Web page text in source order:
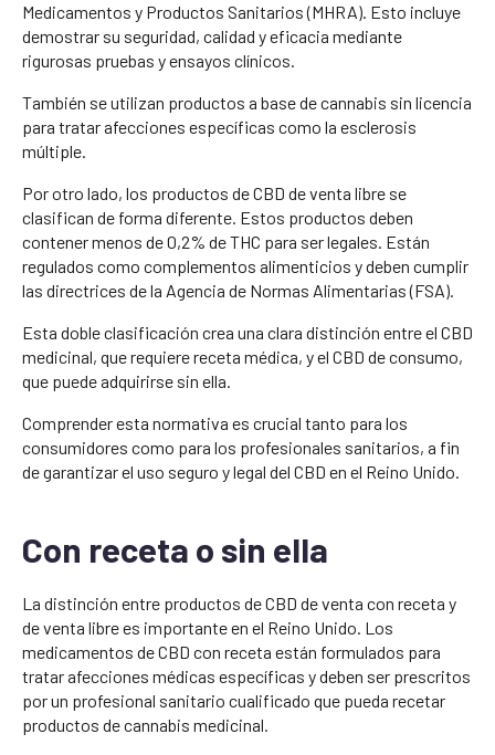
Medicamentos y Productos Sanitarios (MHRA). Esto incluye
demostrar su seguridad, calidad y eficacia mediante
rigurosas pruebas y ensayos clínicos.
También se utilizan productos a base de cannabis sin licencia
para tratar afecciones específicas como la esclerosis
múltiple.
Por otro lado, los productos de CBD de venta libre se
clasifican de forma diferente. Estos productos deben
contener menos de 0,2% de THC para ser legales. Están
regulados como complementos alimenticios y deben cumplir
las directrices de la Agencia de Normas Alimentarias (FSA).
Esta doble clasificación crea una clara distinción entre el CBD
medicinal, que requiere receta médica, y el CBD de consumo,
que puede adquirirse sin ella.
Comprender esta normativa es crucial tanto para los
consumidores como para los profesionales sanitarios, a fin
de garantizar el uso seguro y legal del CBD en el Reino Unido.
Con receta o sin ella
La distinción entre productos de CBD de venta con receta y
de venta libre es importante en el Reino Unido. Los
medicamentos de CBD con receta están formulados para
tratar afecciones médicas específicas y deben ser prescritos
por un profesional sanitario cualificado que pueda recetar
productos de cannabis medicinal.